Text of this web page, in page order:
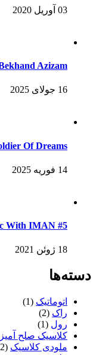
03 آوریل 2020
Azizam
16 جولای 2025
Of Dreams
14 فوریه 2025
With IMAN #5
18 ژوئن 2021
دسته‌ها
اتوماتیک (1)
راک (2)
رول (1)
کلاسیک صلح آمیز
ملودی کلاسیک (2)